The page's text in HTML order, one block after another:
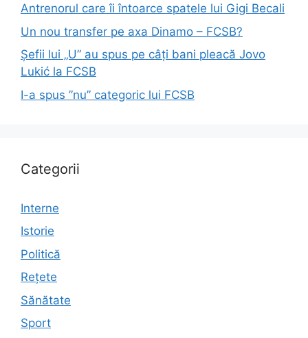
Antrenorul care îi întoarce spatele lui Gigi Becali
Un nou transfer pe axa Dinamo – FCSB?
Șefii lui „U” au spus pe câți bani pleacă Jovo
Lukić la FCSB
I-a spus ”nu” categoric lui FCSB
Categorii
Interne
Istorie
Politică
Rețete
Sănătate
Sport